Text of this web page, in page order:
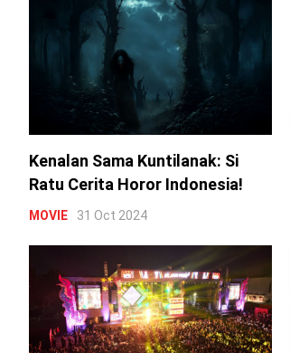
Kenalan Sama Kuntilanak: Si
Ratu Cerita Horor Indonesia!
MOVIE 31 Oct 2024